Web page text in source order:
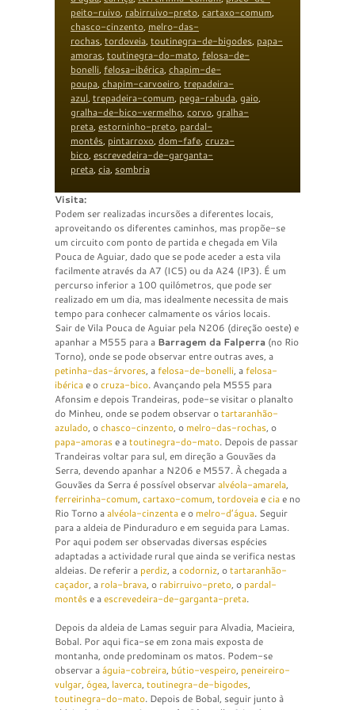
peito-ruivo, rabirruivo-preto, cartaxo-comum,
chasco-cinzento, melro-das-
rochas, tordoveia, toutinegra-de-bigodes, papa-
amoras, toutinegra-do-mato, felosa-de-
bonelli, felosa-ibérica, chapim-de-
poupa, chapim-carvoeiro, trepadeira-
azul, trepadeira-comum, pega-rabuda, gaio,
gralha-de-bico-vermelho, corvo, gralha-
preta, estorninho-preto, pardal-
montês, pintarroxo, dom-fafe, cruza-
bico, escrevedeira-de-garganta-
preta, cia, sombria
Visita:
Podem ser realizadas incursões a diferentes locais,
aproveitando os diferentes caminhos, mas propõe-se
um circuito com ponto de partida e chegada em Vila
Pouca de Aguiar, dado que se pode aceder a esta vila
facilmente através da A7 (IC5) ou da A24 (IP3). É um
percurso inferior a 100 quilómetros, que pode ser
realizado em um dia, mas idealmente necessita de mais
tempo para conhecer calmamente os vários locais.
Sair de Vila Pouca de Aguiar pela N206 (direção oeste) e
apanhar a M555 para a Barragem da Falperra (no Rio
Torno), onde se pode observar entre outras aves, a
petinha-das-árvores, afelosa-de-bonelli, afelosa-
ibéricae ocruza-bico. Avançando pela M555 para
Afonsim e depois Trandeiras, pode-se visitar o planalto
do Minheu, onde se podem observar otartaranhão-
azulado, ochasco-cinzento, o melro-das-rochas, o
papa-amorase atoutinegra-do-mato. Depois de passar
Trandeiras voltar para sul, em direção a Gouvães da
Serra, devendo apanhar a N206 e M557. À chegada a
Gouvães da Serra é possível observaralvéola-amarela,
ferreirinha-comum, cartaxo-comum, tordoveiaeciae no
Rio Torno aalvéola-cinzentae o melro-d’água. Seguir
para a aldeia de Pinduraduro e em seguida para Lamas.
Por aqui podem ser observadas diversas espécies
adaptadas a actividade rural que ainda se verifica nestas
aldeias. De referir a perdiz, acodorniz, otartaranhão-
caçador, a rola-brava, o rabirruivo-preto, o pardal-
montêse aescrevedeira-de-garganta-preta.
Depois da aldeia de Lamas seguir para Alvadia, Macieira,
Bobal. Por aqui fica-se em zona mais exposta de
montanha, onde predominam os matos. Podem-se
observar aáguia-cobreira, bútio-vespeiro, peneireiro-
vulgar, ógea, laverca, toutinegra-de-bigodes,
toutinegra-do-mato. Depois de Bobal, seguir junto à